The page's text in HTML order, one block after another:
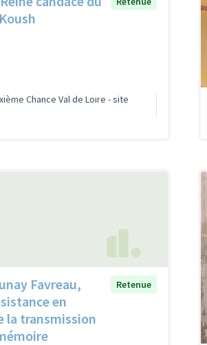
Chance Val de Loire - site
Favreau,
en
la transmission
Retenue